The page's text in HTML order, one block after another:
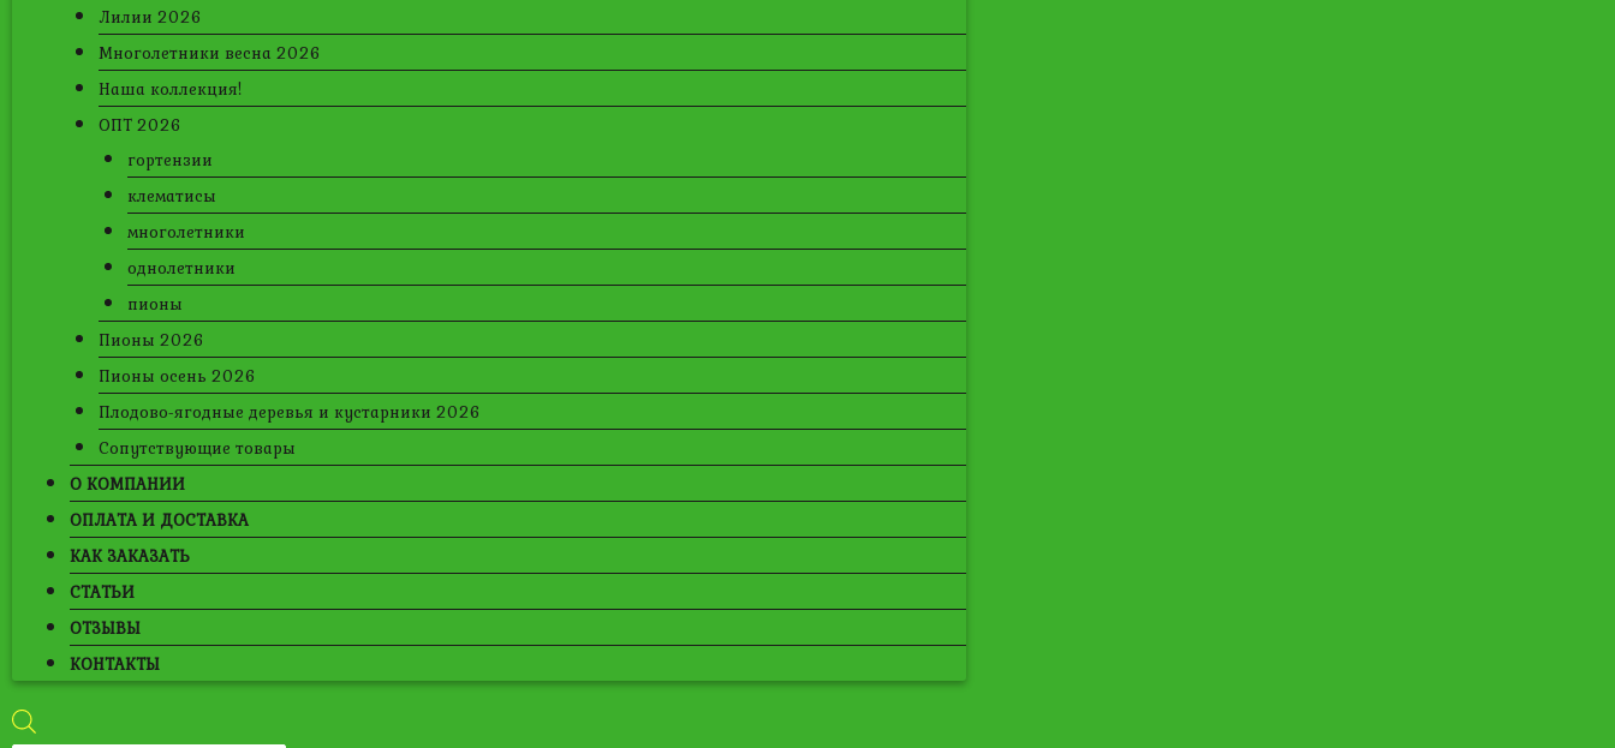
Лилии 2026
Многолетники весна 2026
Наша коллекция!
ОПТ 2026
гортензии
клематисы
многолетники
однолетники
пионы
Пионы 2026
Пионы осень 2026
Плодово-ягодные деревья и кустарники 2026
Сопутствующие товары
О КОМПАНИИ
ОПЛАТА И ДОСТАВКА
КАК ЗАКАЗАТЬ
СТАТЬИ
ОТЗЫВЫ
КОНТАКТЫ